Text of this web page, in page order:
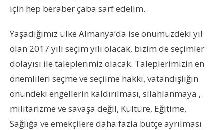
için hep beraber çaba sarf edelim.
Yaşadığımız ülke Almanya’da ise önümüzdeki yıl
olan 2017 yılı seçim yılı olacak, bizim de seçimler
dolayısı ile taleplerimiz olacak. Taleplerimizin en
önemlileri seçme ve seçilme hakkı, vatandışlığın
önündeki engellerin kaldırılması, silahlanmaya ,
militarizme ve savaşa değil, Kültüre, Eğitime,
Sağlığa ve emekçilere daha fazla bütçe ayrılması